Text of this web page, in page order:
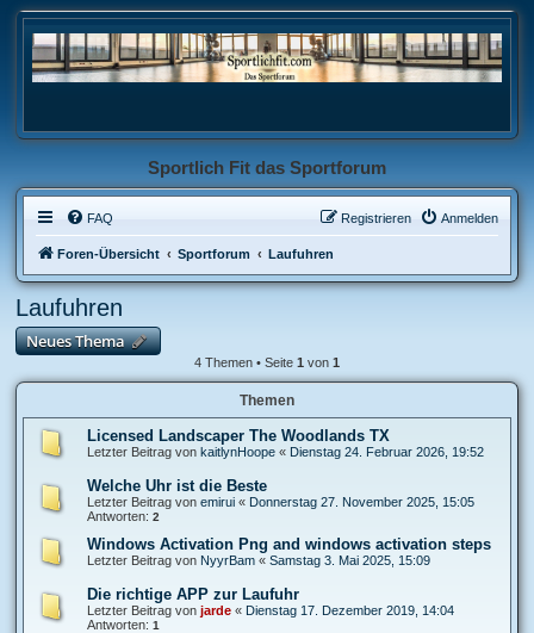
Sportlich Fit das Sportforum
FAQ Anmelden
Registrieren
Foren-Übersicht Sportforum Laufuhren
Laufuhren
Neues Thema
4 Themen • Seite 1 von 1
Themen
Licensed Landscaper The Woodlands TX
Letzter Beitrag von kaitlynHoope « Dienstag 24. Februar 2026, 19:52
Welche Uhr ist die Beste
Letzter Beitrag von emirui « Donnerstag 27. November 2025, 15:05
Antworten: 2
Windows Activation Png and windows activation steps
Letzter Beitrag von NyуrBam « Samstag 3. Mai 2025, 15:09
Die richtige APP zur Laufuhr
Letzter Beitrag von jarde « Dienstag 17. Dezember 2019, 14:04
Antworten: 1